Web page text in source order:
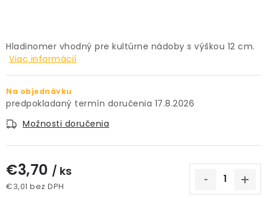
KVETINÁČE
ZNAČKY
Spôsoby platby
Kontakt / Právne údaje
Hladinomer vhodný pre kultúrne nádoby s výškou 12 cm.
Viac informácií
Na objednávku
17.8.2026
Možnosti doručenia
€3,70 / ks
€3,01 bez DPH